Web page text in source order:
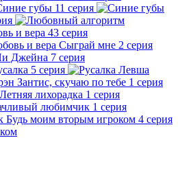
губы 11 серия
и вера 43 серия
Сыграй мне 2 серия
Джейна 7 серия
5 серия
Левша
Зантис, скучаю по тебе 1 серия
Летняя лихорадка 1 серия
любимчик 1 серия
Будь моим вторым игроком 4 серия